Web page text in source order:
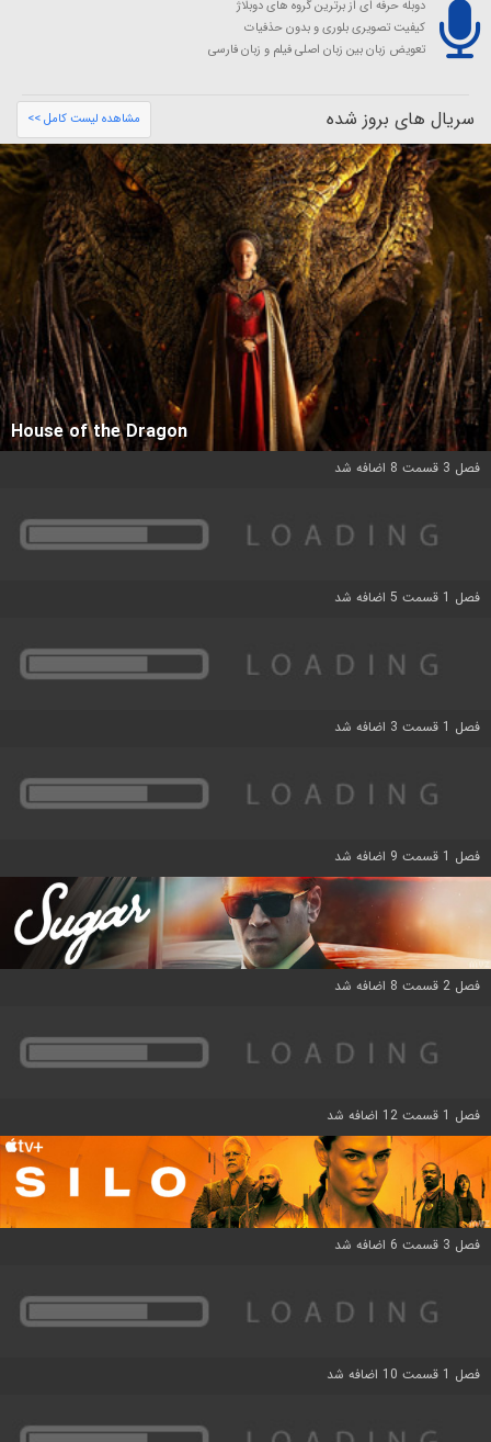
دوبله حرفه ای از برترین گروه های دوبلاژ
کیفیت تصویری بلوری و بدون حذفیات
تعویض زبان بین زبان اصلی فیلم و زبان فارسی
سریال های بروز شده مشاهده لیست کامل >>
House of the Dragon
فصل 3 قسمت 8 اضافه شد
فصل 1 قسمت 5 اضافه شد
فصل 1 قسمت 3 اضافه شد
فصل 1 قسمت 9 اضافه شد
فصل 2 قسمت 8 اضافه شد
فصل 1 قسمت 12 اضافه شد
فصل 3 قسمت 6 اضافه شد
فصل 1 قسمت 10 اضافه شد